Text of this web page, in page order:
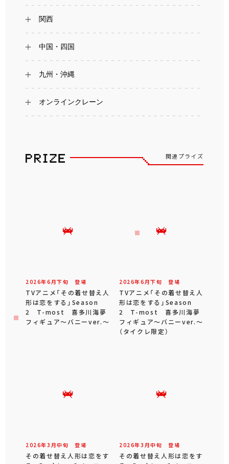
関西
中国・四国
九州・沖縄
オンラインクレーン
関連プライズ
2026年6 月下旬 登場
TVアニメ「その着せ替え人
形は恋をする」Season
2 T-most 喜多川海夢
フィギュア～バニーver.～
2026年6 月下旬 登場
TVアニメ「その着せ替え人
形は恋をする」Season
2 T-most 喜多川海夢
フィギュア～バニーver.～
（タイクレ限定）
2026年3 月中旬 登場
その着せ替え人形は恋をす
2026年3 月中旬 登場
その着せ替え人形は恋をす